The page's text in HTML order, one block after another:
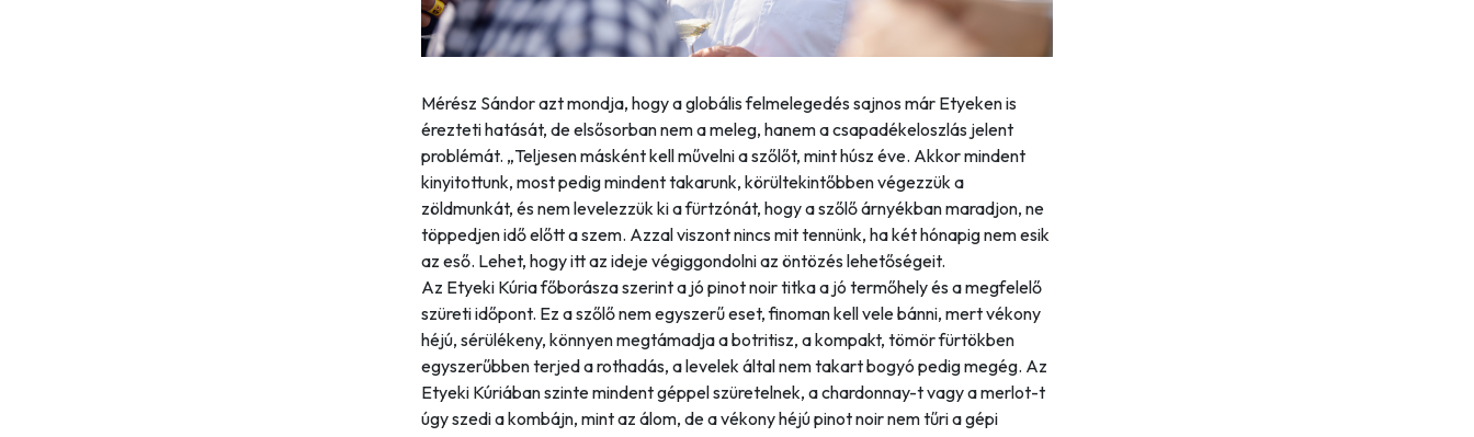
Mérész Sándor azt mondja, hogy a globális felmelegedés sajnos már Etyeken is
érezteti hatását, de elsősorban nem a meleg, hanem a csapadékeloszlás jelent
problémát. „Teljesen másként kell művelni a szőlőt, mint húsz éve. Akkor mindent
kinyitottunk, most pedig mindent takarunk, körültekintőbben végezzük a
zöldmunkát, és nem levelezzük ki a fürtzónát, hogy a szőlő árnyékban maradjon, ne
töppedjen idő előtt a szem. Azzal viszont nincs mit tennünk, ha két hónapig nem esik
az eső. Lehet, hogy itt az ideje végiggondolni az öntözés lehetőségeit.
Az Etyeki Kúria főborásza szerint a jó pinot noir titka a jó termőhely és a megfelelő
szüreti időpont. Ez a szőlő nem egyszerű eset, finoman kell vele bánni, mert vékony
héjú, sérülékeny, könnyen megtámadja a botritisz, a kompakt, tömör fürtökben
egyszerűbben terjed a rothadás, a levelek által nem takart bogyó pedig megég. Az
Etyeki Kúriában szinte mindent géppel szüretelnek, a chardonnay-t vagy a merlot-t
úgy szedi a kombájn, mint az álom, de a vékony héjú pinot noir nem tűri a gépi